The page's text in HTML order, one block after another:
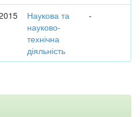
Наукова та
науково-
технічна
діяльність
-